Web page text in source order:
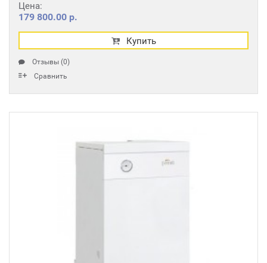
Цена:
179 800.00 р.
Купить
Отзывы (0)
Сравнить